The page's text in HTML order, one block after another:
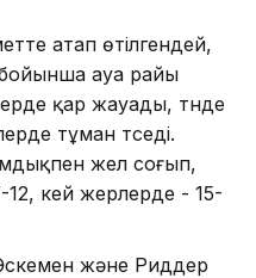
атап өтілгендей,
ауа райы
қар жауады, түнде
тұман түседі.
жел соғып,
12, кей жерлерде - 15-
және Риддер